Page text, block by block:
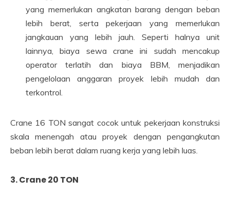
yang memerlukan angkatan barang dengan beban
lebih berat, serta pekerjaan yang memerlukan
jangkauan yang lebih jauh. Seperti halnya unit
lainnya, biaya sewa crane ini sudah mencakup
operator terlatih dan biaya BBM, menjadikan
pengelolaan anggaran proyek lebih mudah dan
terkontrol.
Crane 16 TON sangat cocok untuk pekerjaan konstruksi
skala menengah atau proyek dengan pengangkutan
beban lebih berat dalam ruang kerja yang lebih luas.
3. Crane 20 TON